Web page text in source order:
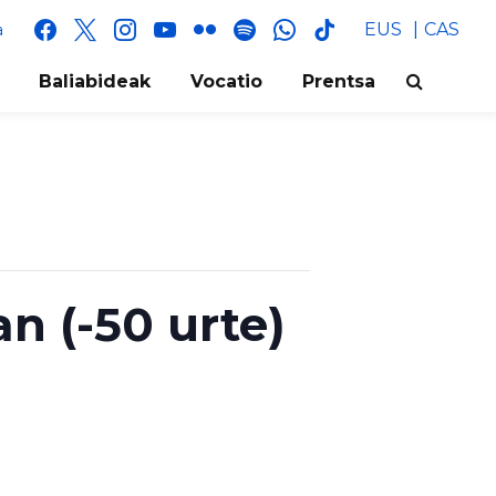
facebook
x instagram
youtube
flickr spotifywhatsapp
tik
EUS CAS
Baliabideak Vocatio Prentsa
(-50 urte)